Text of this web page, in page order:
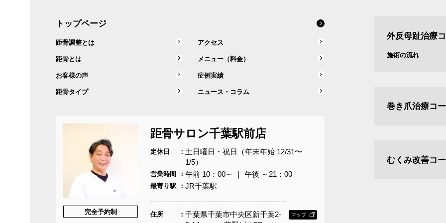
トップページ
距骨調整とは アクセス
距骨とは メニュー（料金）
お客様の声 症例実績
距骨タイプ ニュース・コラム
距骨サロン千葉駅前店
定休日
土日曜日・祝日（年末年始 12/31〜
1/5）
営業時間 午前 10：00～ ｜ 午後 ～21：00
最寄り駅 JR千葉駅
住所
千葉県千葉市中央区新千葉2-
マップ
完全予約制
外反母趾治療
施術の流れ
巻き爪治療コ
むくみ改善コ